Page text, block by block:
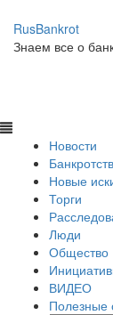
RusBankrot
Знаем все о
Новости
Новые
Торги
Люди
Общество
ВИДЕО
Полезные